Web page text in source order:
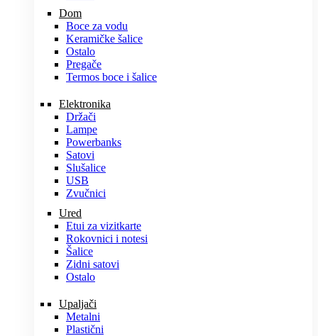
Dom
Boce za vodu
Keramičke šalice
Ostalo
Pregače
Termos boce i šalice
Elektronika
Držači
Lampe
Powerbanks
Satovi
Slušalice
USB
Zvučnici
Ured
Etui za vizitkarte
Rokovnici i notesi
Šalice
Zidni satovi
Ostalo
Upaljači
Metalni
Plastični